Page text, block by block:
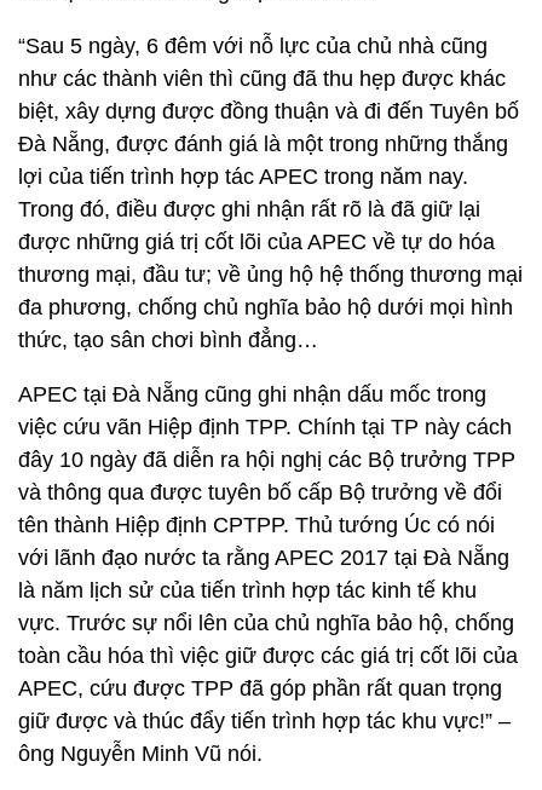
“Sau 5 ngày, 6 đêm với nỗ lực của chủ nhà cũng
như các thành viên thì cũng đã thu hẹp được khác
biệt, xây dựng được đồng thuận và đi đến Tuyên bố
Đà Nẵng, được đánh giá là một trong những thắng
lợi của tiến trình hợp tác APEC trong năm nay.
Trong đó, điều được ghi nhận rất rõ là đã giữ lại
được những giá trị cốt lõi của APEC về tự do hóa
thương mại, đầu tư; về ủng hộ hệ thống thương mại
đa phương, chống chủ nghĩa bảo hộ dưới mọi hình
thức, tạo sân chơi bình đẳng…
APEC tại Đà Nẵng cũng ghi nhận dấu mốc trong
việc cứu vãn Hiệp định TPP. Chính tại TP này cách
đây 10 ngày đã diễn ra hội nghị các Bộ trưởng TPP
và thông qua được tuyên bố cấp Bộ trưởng về đổi
tên thành Hiệp định CPTPP. Thủ tướng Úc có nói
với lãnh đạo nước ta rằng APEC 2017 tại Đà Nẵng
là năm lịch sử của tiến trình hợp tác kinh tế khu
vực. Trước sự nổi lên của chủ nghĩa bảo hộ, chống
toàn cầu hóa thì việc giữ được các giá trị cốt lõi của
APEC, cứu được TPP đã góp phần rất quan trọng
giữ được và thúc đẩy tiến trình hợp tác khu vực!” –
ông Nguyễn Minh Vũ nói.